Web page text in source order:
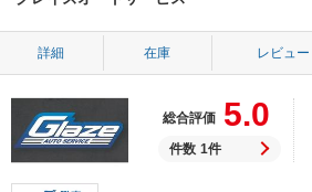
詳細 在庫 レビュー
総合評価 5.0
件数 1件